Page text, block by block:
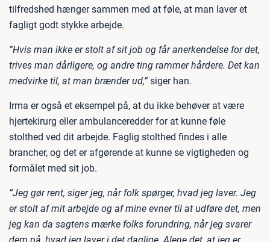
tilfredshed hænger sammen med at føle, at man laver et
fagligt godt stykke arbejde.
”Hvis man ikke er stolt af sit job og får anerkendelse for det,
trives man dårligere, og andre ting rammer hårdere. Det kan
medvirke til, at man brænder ud,” siger han.
Irma er også et eksempel på, at du ikke behøver at være
hjertekirurg eller ambulanceredder for at kunne føle
stolthed ved dit arbejde. Faglig stolthed findes i alle
brancher, og det er afgørende at kunne se vigtigheden og
formålet med sit job.
”Jeg gør rent, siger jeg, når folk spørger, hvad jeg laver. Jeg
er stolt af mit arbejde og af mine evner til at udføre det, men
jeg kan da sagtens mærke folks forundring, når jeg svarer